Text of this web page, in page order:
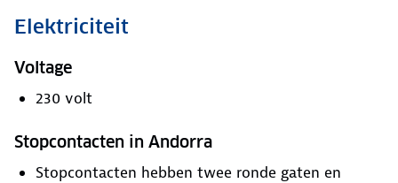
Elektriciteit
Voltage
230 volt
Stopcontacten in Andorra
Stopcontacten hebben twee ronde gaten en